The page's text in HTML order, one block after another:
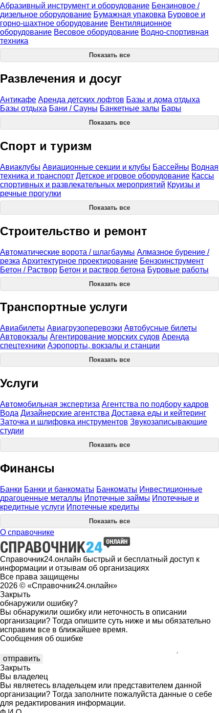
Абразивный инструмент и оборудование Бензиновое /
дизельное оборудование Бумажная упаковка Буровое и
горно-шахтное оборудование Вентиляционное
оборудование Весовое оборудование Водно-спортивная
техника
Показать все
Развлечения и досуг
Антикафе Аренда детских лофтов Базы и дома отдыха
Базы отдыха Бани / Сауны Банкетные залы Бары
Показать все
Спорт и туризм
Авиаклубы Авиационные секции и клубы Бассейны Водная
техника и транспорт Детское игровое оборудование Кассы
спортивных и развлекательных мероприятий Круизы и
речные прогулки
Показать все
Строительство и ремонт
Автоматические ворота / шлагбаумы Алмазное бурение /
резка Архитектурное проектирование Бензоинструмент
Бетон / Раствор Бетон и раствор бетона Буровые работы
Показать все
Транспортные услуги
Авиабилеты Авиагрузоперевозки Автобусные билеты
Автовокзалы Агентирование морских судов Аренда
спецтехники Аэропорты, вокзалы и станции
Показать все
Услуги
Автомобильная экспертиза Агентства по подбору кадров
Вода Дизайнерские агентства Доставка еды и кейтеринг
Заточка и шлифовка инструментов Звукозаписывающие
студии
Показать все
Финансы
Банки Банки и банкоматы Банкоматы Инвестиционные
драгоценные металлы Ипотечные займы Ипотечные и
кредитные услуги Ипотечные кредиты
Показать все
О справочнике
Справочник24.онлайн быстрый и бесплатный доступ к
информации и отзывам об организациях
Все права защищены
2026 © «Справочник24.онлайн»
Закрыть
обнаружили ошибку?
Вы обнаружили ошибку или неточность в описании
организации? Тогда опишите суть ниже и мы обязательно
исправим все в ближайшее время.
Сообщения об ошибке
Закрыть
Вы владелец
Вы являетесь владельцем или представителем данной
организации? Тогда заполните пожалуйста данные о себе
для редактирования информации.